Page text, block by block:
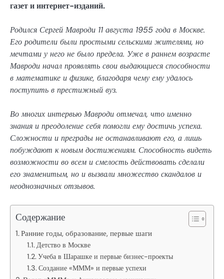
газет и интернет-изданий.
Родился Сергей Мавроди 11 августа 1955 года в Москве.
Его родители были простыми сельскими жителями, но
мечтами у него не было предела. Уже в раннем возрасте
Мавроди начал проявлять свои выдающиеся способности
в математике и физике, благодаря чему ему удалось
поступить в престижный вуз.
Во многих интервью Мавроди отмечал, что именно
знания и преодоление себя помогли ему достичь успеха.
Сложности и преграды не останавливают его, а лишь
побуждают к новым достижениям. Способность видеть
возможности во всем и смелость действовать сделали
его знаменитым, но и вызвали множество скандалов и
неоднозначных отзывов.
Содержание
Ранние годы, образование, первые шаги
Детство в Москве
Учеба в Шарашке и первые бизнес-проекты
Создание «МММ» и первые успехи